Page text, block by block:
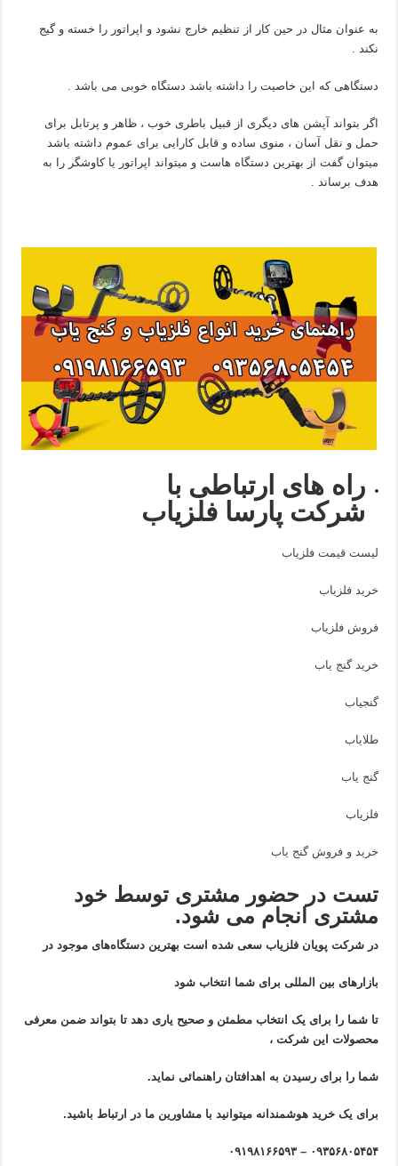
به عنوان مثال در حین کار از تنظیم خارج نشود و اپراتور را خسته و گیج
نکند .
دستگاهی که این خاصیت را داشته باشد دستگاه خوبی می باشد .
اگر بتواند آپشن های دیگری از قبیل باطری خوب ، ظاهر و پرتابل برای
حمل و نقل آسان ، منوی ساده و قابل کارایی برای عموم داشته باشد
میتوان گفت از بهترین دستگاه هاست و میتواند اپراتور یا کاوشگر را به
هدف برساند .
راه های ارتباطی با
شرکت پارسا فلزیاب
لیست قیمت فلزیاب
خرید فلزیاب
فروش فلزیاب
خرید گنج یاب
گنجیاب
طلایاب
گنج یاب
فلزیاب
خرید و فروش گنج یاب
تست در حضور مشتری توسط خود
مشتری انجام می شود.
در شرکت پویان فلزیاب سعی شده است بهترین دستگاه‌های موجود در
بازار‌های بین المللی برای شما انتخاب شود
تا شما را برای یک انتخاب مطمئن و صحیح یاری دهد تا بتواند ضمن معرفی
محصولات این شرکت ،
شما را برای رسیدن به اهدافتان راهنمائی نماید.
برای یک خرید هوشمندانه میتوانید با مشاورین ما در ارتباط باشید.
۰۹۳۵۶۸۰۵۴۵۴ – ۰۹۱۹۸۱۶۶۵۹۳